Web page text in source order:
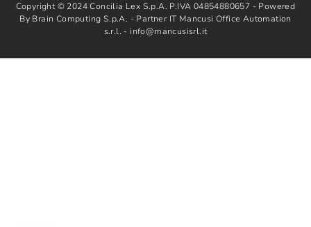
Copyright © 2024 Concilia Lex S.p.A. P.IVA 04854880657 - Powered
By Brain Computing S.p.A. - Partner IT Mancusi Office Automation
s.r.l. - info@mancusisrl.it